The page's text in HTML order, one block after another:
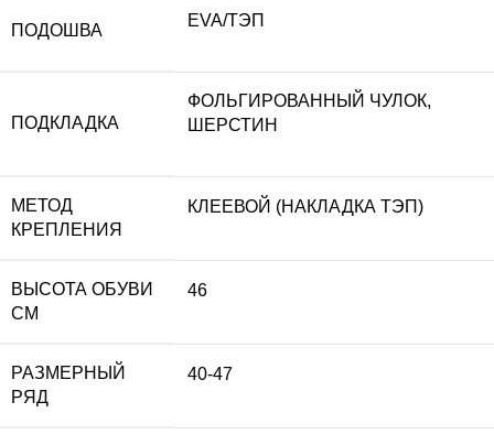
ПОДОШВА
EVA/ТЭП
ПОДКЛАДКА
ФОЛЬГИРОВАННЫЙ ЧУЛОК,
ШЕРСТИН
МЕТОД
КРЕПЛЕНИЯ
КЛЕЕВОЙ (НАКЛАДКА ТЭП)
ВЫСОТА ОБУВИ
СМ
46
РАЗМЕРНЫЙ
РЯД
40-47